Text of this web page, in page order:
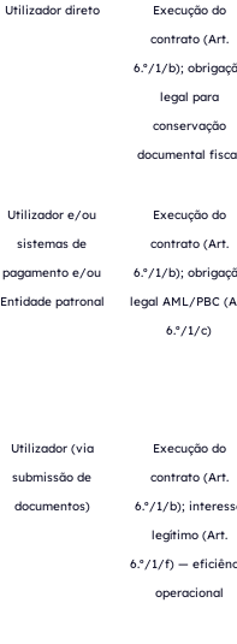
Utilizador direto
Execução do
contrato (Art.
6.º/1/b);
legal para
conservação
documental
Utilizador e/ou
sistemas de
pagamento e/ou
Entidade patronal
Execução do
contrato (Art.
6.º/1/b);
legal AML/PBC
6.º/1/c)
Utilizador (via
submissão de
documentos)
Execução do
contrato (Art.
6.º/1/b);
legítimo (Art.
6.º/1/f) —
operacional